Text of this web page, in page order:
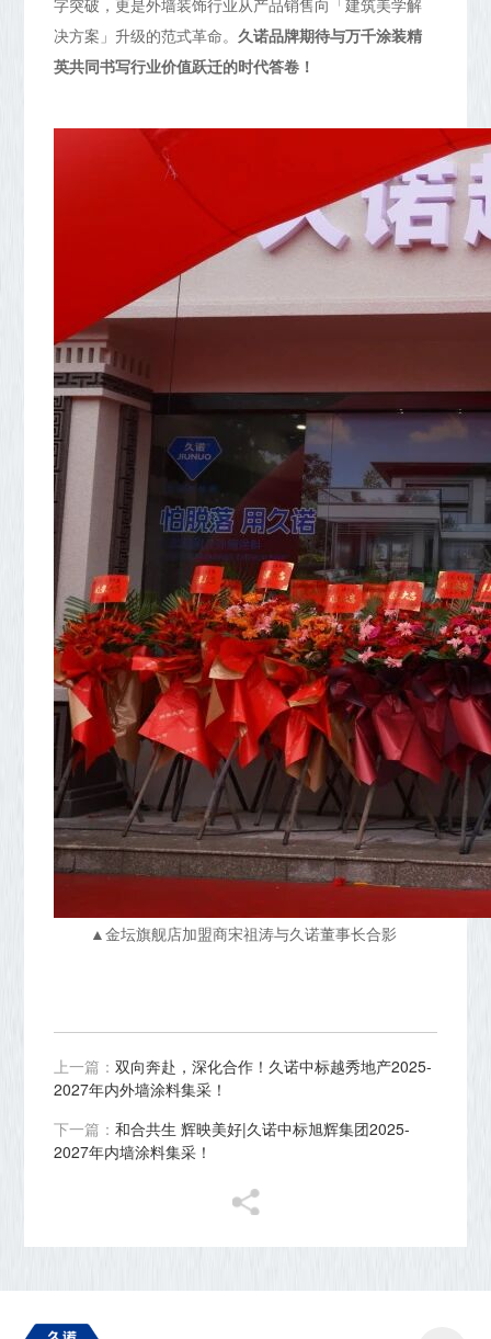
决方案」升级的范式革命。久诺品牌期待与万千涂装精
英共同书写行业价值跃迁的时代答卷！
▲金坛旗舰店加盟商宋祖涛与久诺董事长合影
上一篇：双向奔赴，深化合作！久诺中标越秀地产2025-
2027年内外墙涂料集采！
下一篇：和合共生 辉映美好|久诺中标旭辉集团2025-
2027年内墙涂料集采！